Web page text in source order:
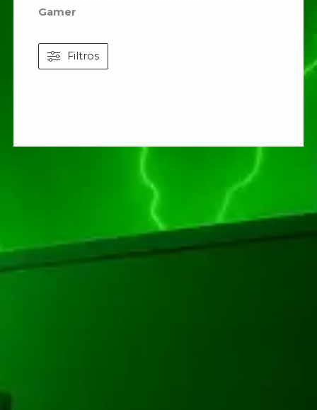
Gamer
Filtros